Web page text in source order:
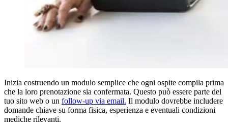
Inizia costruendo un modulo semplice che ogni ospite compila prima
che la loro prenotazione sia confermata. Questo può essere parte del
tuo sito web o un follow-up via email. Il modulo dovrebbe includere
domande chiave su forma fisica, esperienza e eventuali condizioni
mediche rilevanti.